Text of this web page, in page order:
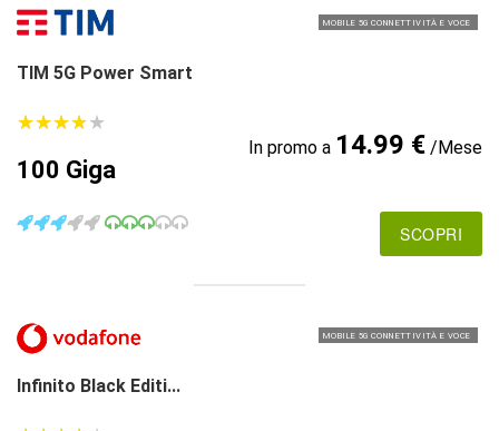
MOBILE 5G CONNETTIVITÀ E VOCE
TIM 5G Power Smart
★★★★★
★★★★★
100 Giga
In promo a 14.99 €/Mese
SCOPRI
MOBILE 5G CONNETTIVITÀ E VOCE
Infinito Black Editi...